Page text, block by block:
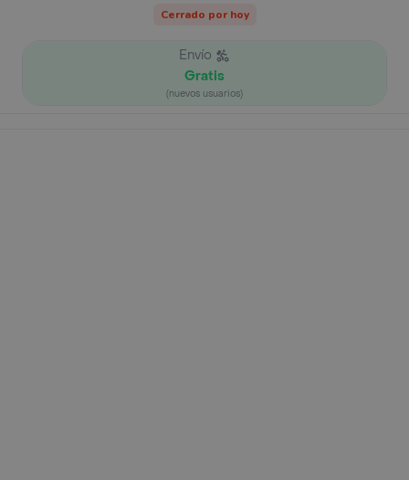
Cerrado por hoy
Envío
Gratis
(nuevos usuarios)